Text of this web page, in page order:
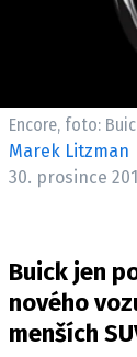
Encore, foto:
Marek Litzman
30. prosince
Buick jen
nového
menších